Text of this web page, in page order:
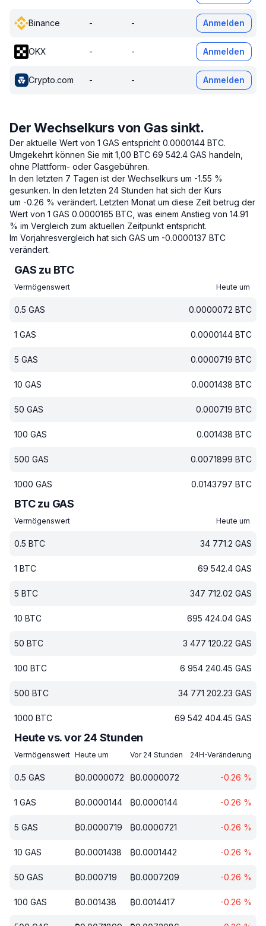
Binance - - Anmelden
OKX - - Anmelden
Crypto.com - - Anmelden
Der Wechselkurs von Gas sinkt.
Der aktuelle Wert von 1 GAS entspricht 0.0000144 BTC.
Umgekehrt können Sie mit 1,00 BTC 69 542.4 GAS handeln,
ohne Plattform- oder Gasgebühren.
In den letzten 7 Tagen ist der Wechselkurs um -1.55 %
gesunken. In den letzten 24 Stunden hat sich der Kurs
um -0.26 % verändert. Letzten Monat um diese Zeit betrug der
Wert von 1 GAS 0.0000165 BTC, was einem Anstieg von 14.91
% im Vergleich zum aktuellen Zeitpunkt entspricht.
Im Vorjahresvergleich hat sich GAS um -0.0000137 BTC
verändert.
GAS zu BTC
Vermögenswert Heute um
0.5 GAS 0.0000072 BTC
1 GAS 0.0000144 BTC
5 GAS 0.0000719 BTC
10 GAS 0.0001438 BTC
50 GAS 0.000719 BTC
100 GAS 0.001438 BTC
500 GAS 0.0071899 BTC
1000 GAS 0.0143797 BTC
BTC zu GAS
Vermögenswert Heute um
0.5 BTC 34 771.2 GAS
1 BTC 69 542.4 GAS
5 BTC 347 712.02 GAS
10 BTC 695 424.04 GAS
50 BTC 3 477 120.22 GAS
100 BTC 6 954 240.45 GAS
500 BTC 34 771 202.23 GAS
1000 BTC 69 542 404.45 GAS
Heute vs. vor 24 Stunden
Vermögenswert Heute um Vor 24 Stunden 24H-Veränderung
0.5 GAS ₿0.0000072 ₿0.0000072 -0.26 %
1 GAS ₿0.0000144 ₿0.0000144 -0.26 %
5 GAS ₿0.0000719 ₿0.0000721 -0.26 %
10 GAS ₿0.0001438 ₿0.0001442 -0.26 %
50 GAS ₿0.000719 ₿0.0007209 -0.26 %
100 GAS ₿0.001438 ₿0.0014417 -0.26 %